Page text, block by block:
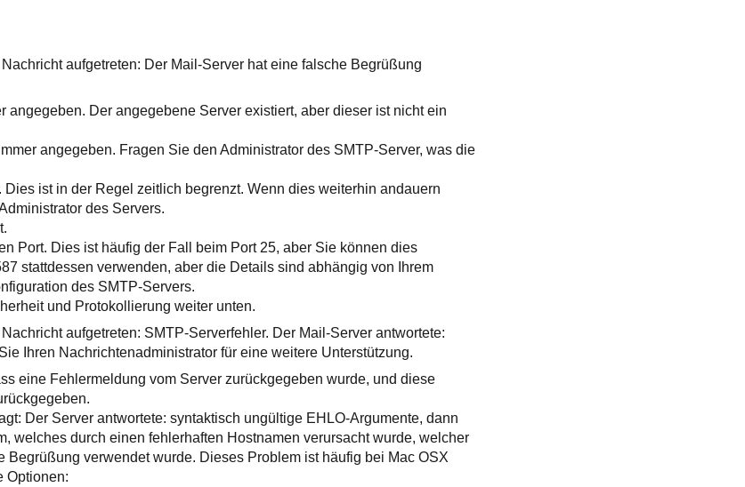
aufgetreten: Der Mail-Server hat eine falsche Begrüßung
angegeben. Der angegebene Server existiert, aber dieser ist nicht ein
angegeben. Fragen Sie den Administrator des SMTP-Server, was die
Dies ist in der Regel zeitlich begrenzt. Wenn dies weiterhin andauern
des Servers.
Port. Dies ist häufig der Fall beim Port 25, aber Sie können dies
stattdessen verwenden, aber die Details sind abhängig von Ihrem
des SMTP-Servers.
und Protokollierung weiter unten.
aufgetreten: SMTP-Serverfehler. Der Mail-Server antwortete:
Ihren Nachrichtenadministrator für eine weitere Unterstützung.
eine Fehlermeldung vom Server zurückgegeben wurde, und diese
Der Server antwortete: syntaktisch ungültige EHLO-Argumente, dann
welches durch einen fehlerhaften Hostnamen verursacht wurde, welcher
Begrüßung verwendet wurde. Dieses Problem ist häufig bei Mac OSX
Optionen: